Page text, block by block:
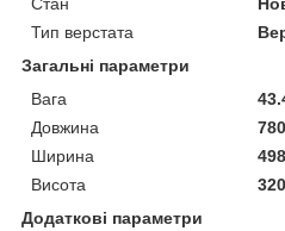
Тип верстата
Загальні параметри
Вага
Довжина
Ширина
Висота
Додаткові параметри